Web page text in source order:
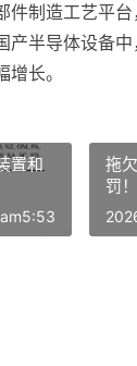
制造工艺平
半导体设备
长。
置和
拖
罚！